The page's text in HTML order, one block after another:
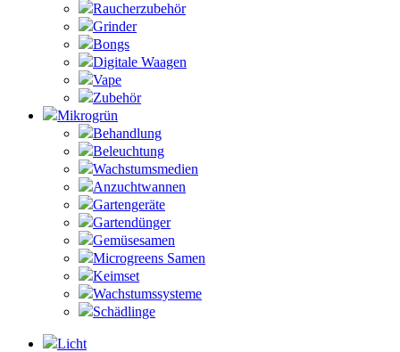
Raucherzubehör
Grinder
Bongs
Digitale Waagen
Vape
Zubehör
Mikrogrün
Behandlung
Beleuchtung
Wachstumsmedien
Anzuchtwannen
Gartengeräte
Gartendünger
Gemüsesamen
Microgreens Samen
Keimset
Wachstumssysteme
Schädlinge
Licht